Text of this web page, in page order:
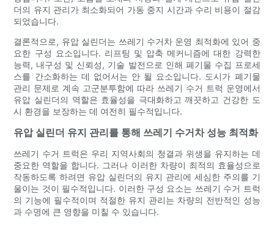
더의 유지 관리가 최소화되어 가동 중지 시간과 수리 비용이 절감
되었습니다.
결론적으로, 유압 실린더는 쓰레기 수거차 운영 최적화에 있어 중
요한 구성 요소입니다. 리프팅 및 압축 메커니즘에 대한 강력한
능력, 내구성 및 신뢰성, 기술 발전으로 인해 폐기물 수집 프로세
스를 간소화하는 데 없어서는 안 될 요소입니다. 도시가 폐기물
관리 문제로 계속 고군분투함에 따라 쓰레기 수거 트럭 운영에서
유압 실린더의 역할은 효율성을 극대화하고 깨끗하고 건강한 도
시 환경을 보장하는 데 여전히 필수적입니다.
유압 실린더 유지 관리를 통해 쓰레기 수거차 성능 최적화
쓰레기 수거 트럭은 우리 지역사회의 청결과 위생을 유지하는 데
중요한 역할을 합니다. 그러나 이러한 차량이 최적의 효율성으로
작동하도록 하려면 유압 실린더의 유지 관리에 세심한 주의를 기
울이는 것이 필수적입니다. 이러한 구성 요소는 쓰레기 수거 트럭
의 기능에 필수적이며 적절한 유지 관리는 차량의 전반적인 성능
과 수명에 큰 영향을 미칠 수 있습니다.